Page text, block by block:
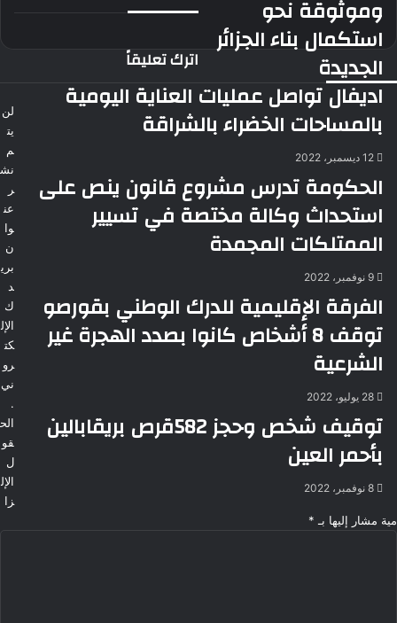
تسير
بخطى
ثابتة
وموثوقة
نحو
استكمال
بناء
الجزائر
الجديدة
وموثوقة نحو
استكمال بناء الجزائر
الجديدة
اديفال تواصل عمليات العناية اليومية
بالمساحات الخضراء بالشراقة
12 ديسمبر، 2022
الحكومة تدرس مشروع قانون ينص على
استحداث وكالة مختصة في تسيير
الممتلكات المجمدة
9 نوفمبر، 2022
الفرقة الإقليمية للدرك الوطني بقورصو
توقف 8 أشخاص كانوا بصدد الهجرة غير
الشرعية
28 يوليو، 2022
توقيف شخص وحجز 582قرص بريقابالين
بأحمر العين
8 نوفمبر، 2022
اترك تعليقاً
لن
يت
م
نش
ر
عن
وا
ن
بري
د
ك
الإل
كت
رو
ني
.
الح
قو
ل
الإل
زا
مية مشار إليها بـ *